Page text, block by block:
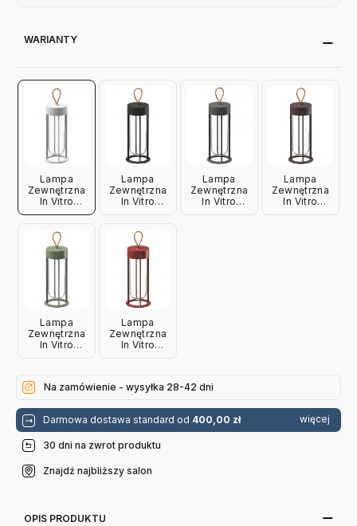
WARIANTY
Lampa
Zewnętrzna
In Vitro
Unplugged
Lampa
Zewnętrzna
In Vitro
Lampa
Zewnętrzna
In Vitro
Lampa
Zewnętrzna
In Vitro
Lampa
Zewnętrzna
In Vitro
Lampa
Zewnętrzna
In Vitro
Na zamówienie - wysyłka 28-42 dni
Darmowa dostawa standard od 400,00 zł więcej
30 dni na zwrot produktu
Znajdź najbliższy salon
OPIS PRODUKTU